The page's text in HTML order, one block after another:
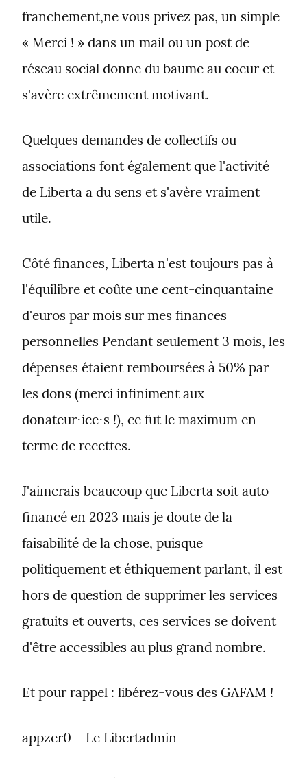
franchement,ne vous privez pas, un simple
« Merci ! » dans un mail ou un post de
réseau social donne du baume au coeur et
s'avère extrêmement motivant.
Quelques demandes de collectifs ou
associations font également que l'activité
de Liberta a du sens et s'avère vraiment
utile.
Côté finances, Liberta n'est toujours pas à
l'équilibre et coûte une cent-cinquantaine
d'euros par mois sur mes finances
personnelles Pendant seulement 3 mois, les
dépenses étaient remboursées à 50% par
les dons (merci infiniment aux
donateur⋅ice⋅s !), ce fut le maximum en
terme de recettes.
J'aimerais beaucoup que Liberta soit auto-
financé en 2023 mais je doute de la
faisabilité de la chose, puisque
politiquement et éthiquement parlant, il est
hors de question de supprimer les services
gratuits et ouverts, ces services se doivent
d'être accessibles au plus grand nombre.
Et pour rappel : libérez-vous des GAFAM !
appzer0 – Le Libertadmin